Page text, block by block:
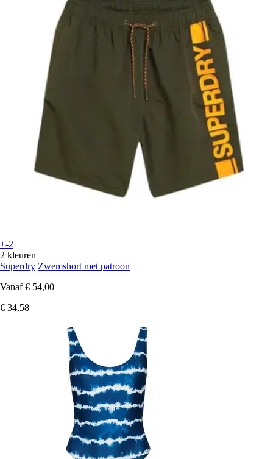
+-2
2 kleuren
Superdry Zwemshort met patroon
Vanaf € 54,00
€ 34,58